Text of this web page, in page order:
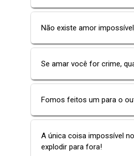
Não existe amor
Se amar você for crime,
Fomos feitos um para o
A única coisa impossível
explodir para fora!